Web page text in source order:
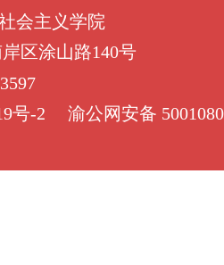
会主义学院
区涂山路140号
号-2
渝公网安备